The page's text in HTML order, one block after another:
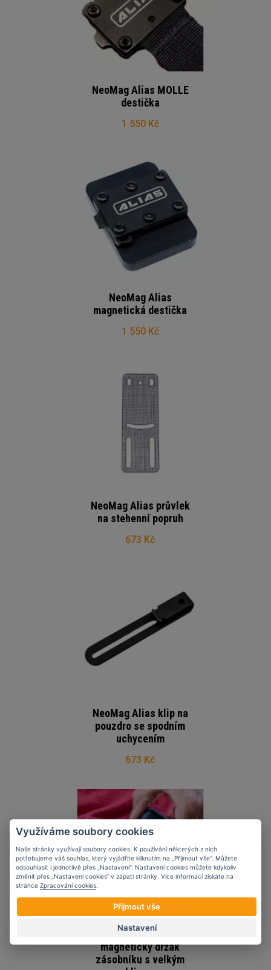
NeoMag Alias MOLLE
destička
1 550 Kč
NeoMag Alias
magnetická destička
1 550 Kč
NeoMag Alias průvlek
na stehenní popruh
673 Kč
NeoMag Alias klip na
pouzdro se spodním
uchycením
673 Kč
NeoMag Gen 2
magnetický držák
zásobníku s velkým
Využíváme soubory cookies
Naše stránky využívají soubory cookies. K používání některých z nich
potřebujeme váš souhlas, který vyjádříte kliknutím na „Přijmout vše“. Můžete
odsouhlasit i jednotlivě přes „Nastavení“. Nastavení cookies můžete kdykoliv
změnit přes „Nastavení cookies“ v zápatí stránky. Více informací získáte na
stránce Zpracování cookies
Přijmout vše
Nastavení